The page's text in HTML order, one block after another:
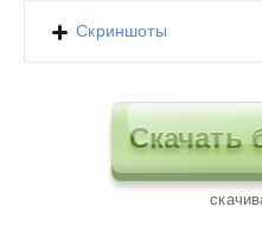
Скриншоты
Скачать